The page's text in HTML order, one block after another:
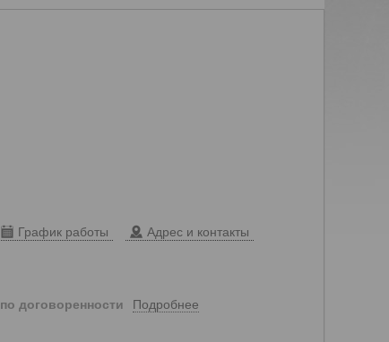
График работы Адрес и контакты
по договоренности Подробнее